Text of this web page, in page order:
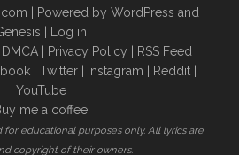
| Powered by WordPress and
|
Log in
DMCA Privacy Policy
RSS Feed
| Twitter| Instagram Reddit|
YouTube
me a coffee
for educational purposes only. All lyrics are
copyright of their owners.